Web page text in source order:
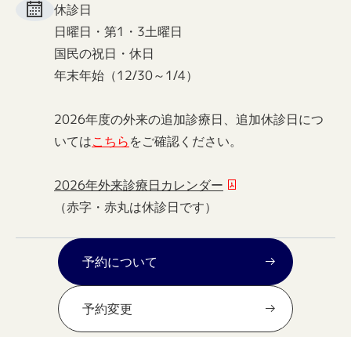
休診日
日曜日・第1・3土曜日
国民の祝日・休日
年末年始（12/30～1/4）
2026年度の外来の追加診療日、追加休診日につ
いてはこちらをご確認ください。
2026年外来診療日カレンダー
（赤字・赤丸は休診日です）
予約について
予約変更